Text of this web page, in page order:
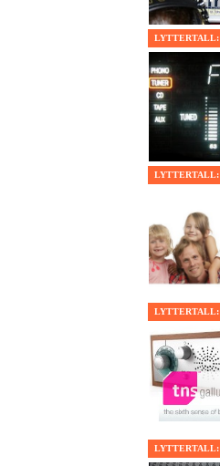
LYTTERTALL:
LYTTERTALL:
LYTTERTALL:
LYTTERTALL: